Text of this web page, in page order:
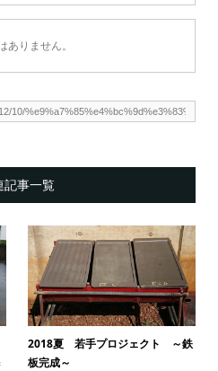
ありません。
記事一覧
2018夏 若手プロジェクト ～鉄
板完成～